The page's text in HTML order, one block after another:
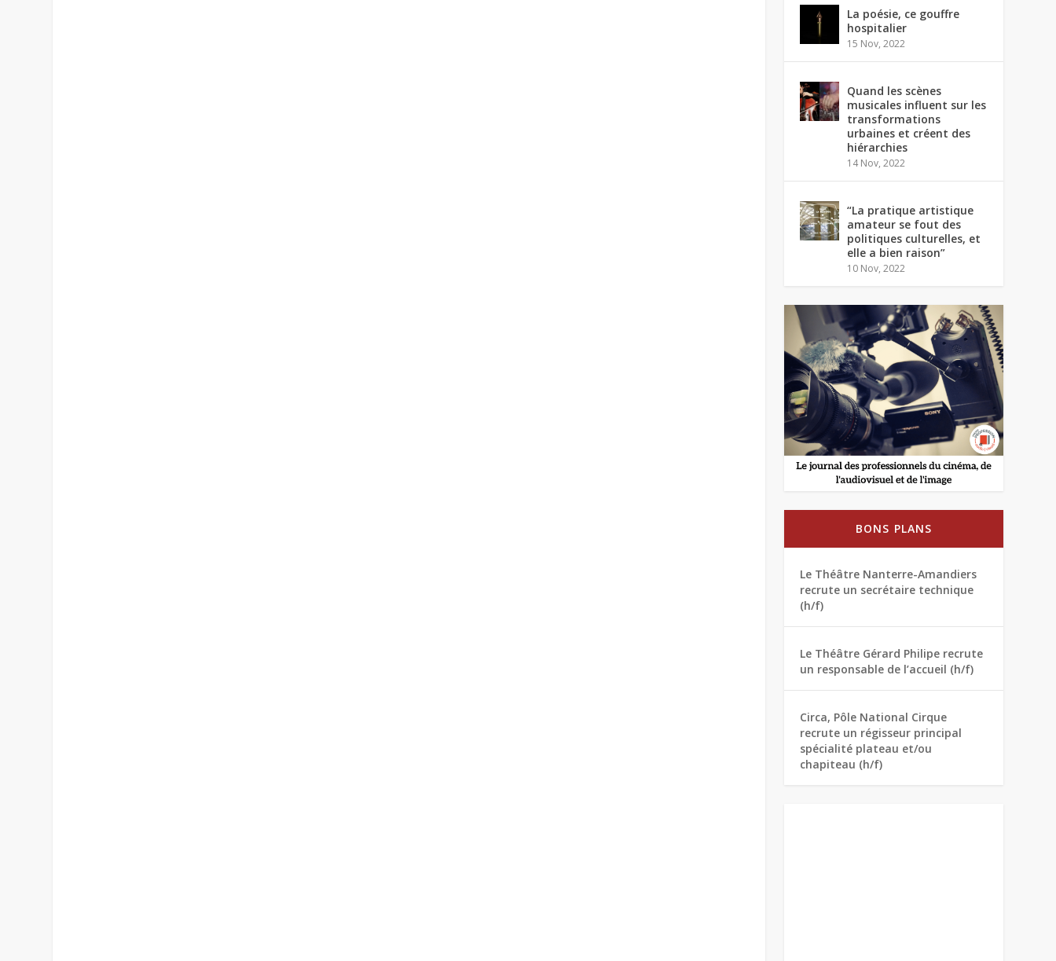
La poésie, ce gouffre
hospitalier
15 Nov, 2022
Quand les scènes
musicales influent sur les
transformations
urbaines et créent des
hiérarchies
14 Nov, 2022
“La pratique artistique
amateur se fout des
politiques culturelles, et
elle a bien raison”
10 Nov, 2022
BONS PLANS
Le Théâtre Nanterre-Amandiers
recrute un secrétaire technique
(h/f)
Le Théâtre Gérard Philipe recrute
un responsable de l’accueil (h/f)
Circa, Pôle National Cirque
recrute un régisseur principal
spécialité plateau et/ou
chapiteau (h/f)